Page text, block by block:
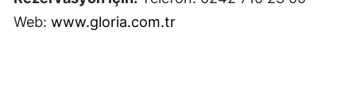
Web: www.gloria.com.tr